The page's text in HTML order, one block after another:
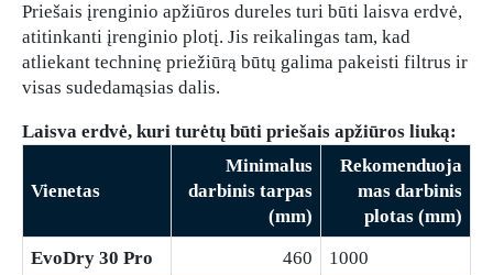
Priešais įrenginio apžiūros dureles turi būti laisva erdvė,
atitinkanti įrenginio plotį. Jis reikalingas tam, kad
atliekant techninę priežiūrą būtų galima pakeisti filtrus ir
visas sudedamąsias dalis.
Laisva erdvė, kuri turėtų būti priešais apžiūros liuką:
Vienetas
Minimalus
darbinis tarpas
(mm)
Rekomenduoja
mas darbinis
plotas (mm)
EvoDry 30 Pro
460
1000